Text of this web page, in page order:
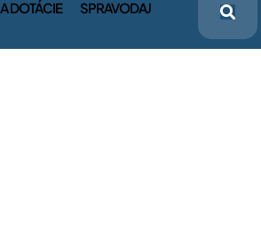
DOTÁCIE SPRAVODAJ